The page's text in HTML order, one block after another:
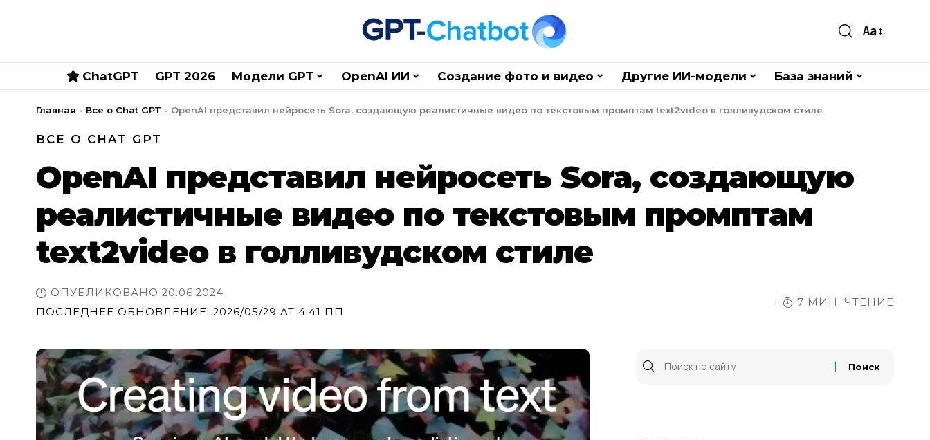
Aa
ChatGPT GPT 2026 Модели GPT OpenAI ИИ Создание фото и видео Другие ИИ-модели База знаний
Главная - Все о Chat GPT - OpenAI представил нейросеть Sora, создающую реалистичные видео по текстовым промптам text2video в голливудском стиле
ВСЕ О CHAT GPT
OpenAI представил нейросеть Sora, создающую
реалистичные видео по текстовым промптам
text2video в голливудском стиле
ПОСЛЕДНЕЕ ОБНОВЛЕНИЕ: 2026/05/29 AT 4:41 ПП
ОПУБЛИКОВАНО 20.06.2024
7 МИН. ЧТЕНИЕ